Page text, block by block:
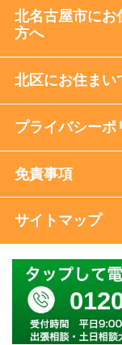
北名古屋市にお
方へ
北区にお住まい
プライバシーポ
免責事項
サイトマップ